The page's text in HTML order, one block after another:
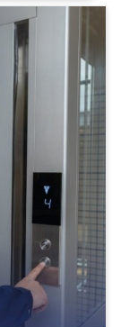
สนิท ประตู
ม่ตรงชั้น
ดลมลิฟต์เสีย
ขับประตูลิฟต์
ณ์รอก
ยอากาศ
หม่ ให้
ลาดเลื่อน